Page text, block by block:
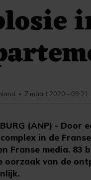
(ANP) -
in de
Franse media. 83
oorzaak van de
• 7 maart 2020 - 09:21